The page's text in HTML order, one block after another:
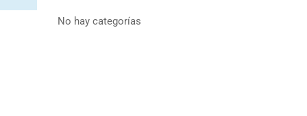
No hay categorías